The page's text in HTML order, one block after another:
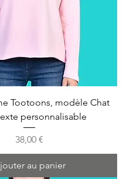
Tootoons, modèle Chat
personnalisable
Prix
38,00 €
au panier